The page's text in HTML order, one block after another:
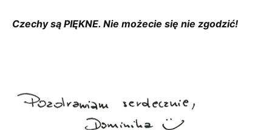
Czechy są PIĘKNE. Nie możecie się nie zgodzić!